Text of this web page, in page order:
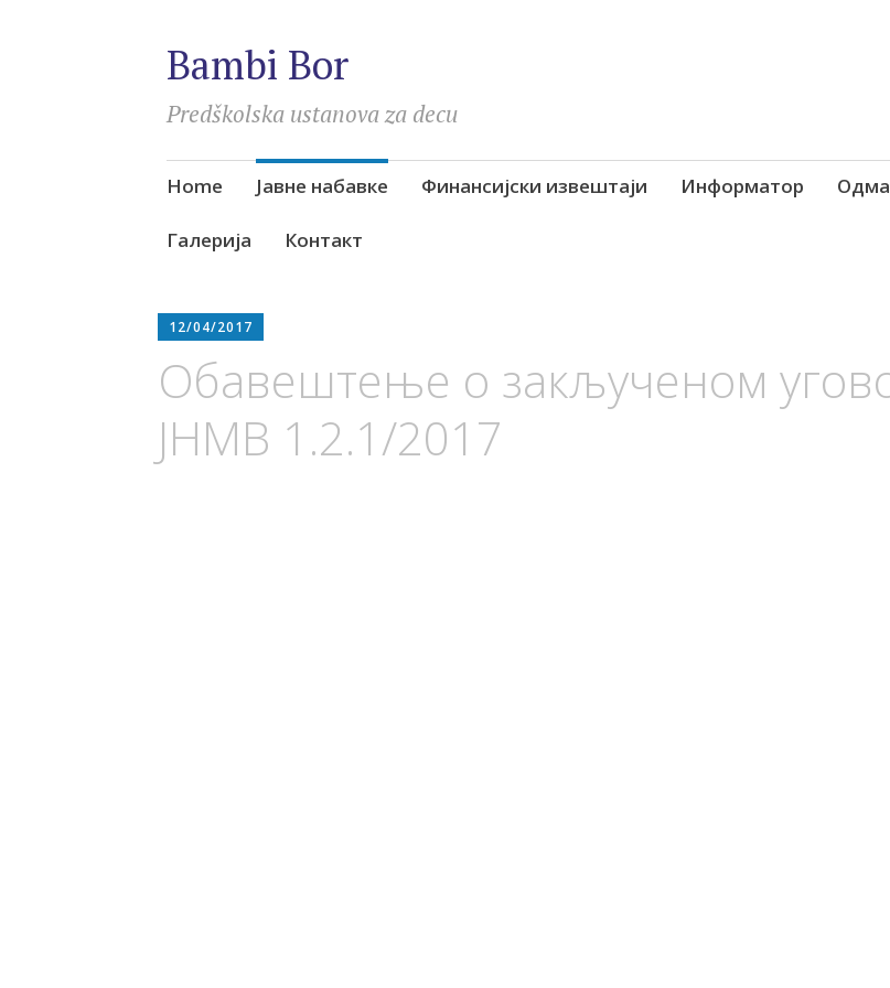
Bambi Bor
Predškolska ustanova za decu
Skip
content
Home Јавне набавке Финансијски извештаји Информатор
Галерија Контакт
12/04/2017
Обавештење о закљученом
ЈНМВ 1.2.1/2017